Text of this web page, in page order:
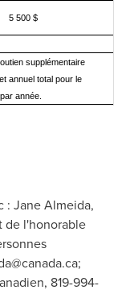
5 500 $
supplémentaire
annuel total pour le
année.
: Jane Almeida,
de l'honorable
;
819-994-